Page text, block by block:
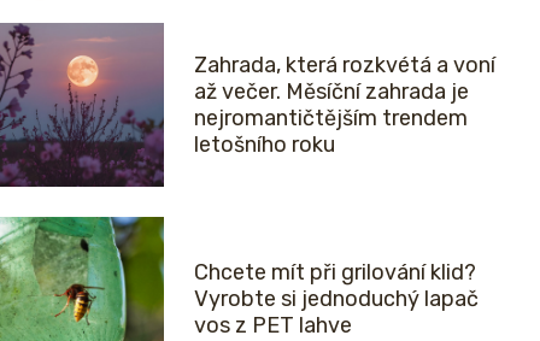
Zahrada, která rozkvétá a voní
až večer. Měsíční zahrada je
nejromantičtějším trendem
letošního roku
Chcete mít při grilování klid?
Vyrobte si jednoduchý lapač
vos z PET lahve